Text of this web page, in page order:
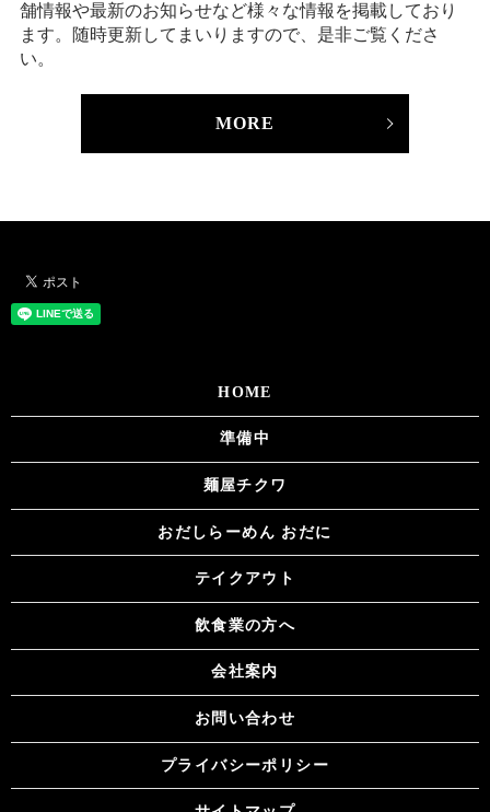
舗情報や最新のお知らせなど様々な情報を掲載しており
ます。随時更新してまいりますので、是非ご覧くださ
い。
MORE
HOME
準備中
麺屋チクワ
おだしらーめん おだに
テイクアウト
飲食業の方へ
会社案内
お問い合わせ
プライバシーポリシー